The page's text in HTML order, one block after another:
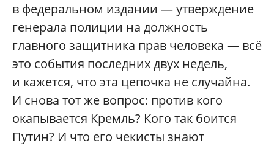
в федеральном издании — утверждение
генерала полиции на должность
главного защитника прав человека — всё
это события последних двух недель,
и кажется, что эта цепочка не случайна.
И снова тот же вопрос: против кого
окапывается Кремль? Кого так боится
Путин? И что его чекисты знают